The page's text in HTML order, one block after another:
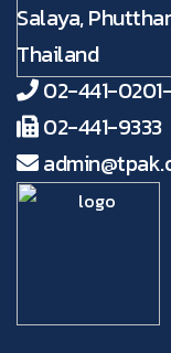
Salaya,
Thailand
02-441-0201-
02-441-9333